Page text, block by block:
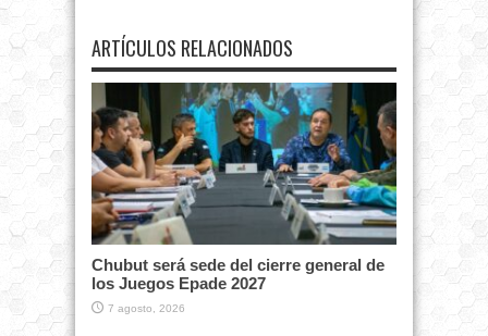
ARTÍCULOS RELACIONADOS
Chubut será sede del cierre general de
los Juegos Epade 2027
7 agosto, 2026